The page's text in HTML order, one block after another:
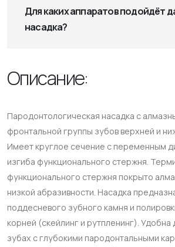
Для каких аппаратов подойдёт
насадка?
Описание:
Пародонтологическая насадка с
фронтальной группы зубов верхней и
Имеет круглое сечение с переменным
изгиба функционального стержня.
функционального стержня покрыто
низкой абразивности. Насадка
поддесневого зубного камня и
корней (скейлинг и рутпленинг). Удобна
зубах с глубокими пародонтальными